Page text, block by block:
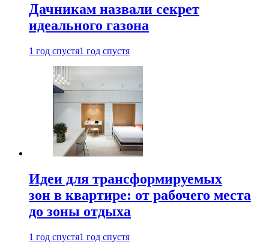
Дачникам назвали секрет
идеального газона
1 год спустя1 год спустя
Идеи для трансформируемых
зон в квартире: от рабочего места
до зоны отдыха
1 год спустя1 год спустя